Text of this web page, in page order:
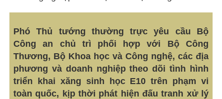
Phó Thủ tướng thường trực yêu cầu Bộ
Công an chủ trì phối hợp với Bộ Công
Thương, Bộ Khoa học và Công nghệ, các địa
phương và doanh nghiệp theo dõi tình hình
triển khai xăng sinh học E10 trên phạm vi
toàn quốc, kịp thời phát hiện đấu tranh xử lý